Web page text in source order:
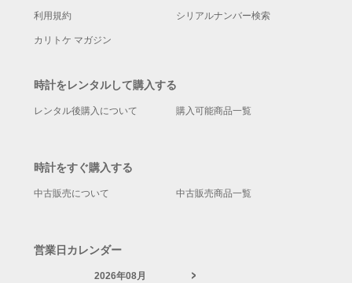
利用規約 シリアルナンバー検索
カリトケ マガジン
時計をレンタルして購入する
レンタル後購入について 購入可能商品一覧
時計をすぐ購入する
中古販売について 中古販売商品一覧
営業日カレンダー
2026年08月